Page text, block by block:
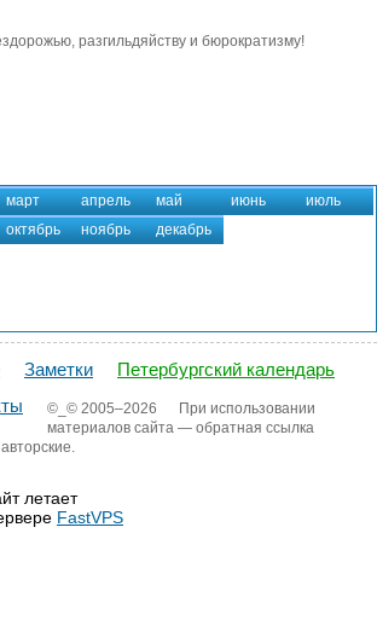
разгильдяйству и бюрократизму!
март апрель май июнь
июль
октябрь ноябрь декабрь
Заметки
Петербургский календарь
©_© 2005–2026
При использовании
материалов сайта — обратная ссылка
авторские.
летает
FastVPS